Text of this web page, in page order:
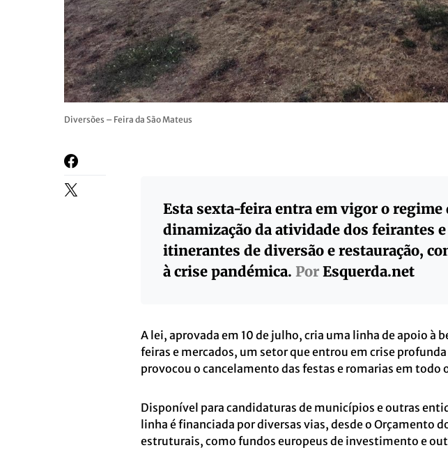
Diversões – Feira da São Mateus
Esta sexta-feira entra em vigor o regime
dinamização da atividade dos feirantes
itinerantes de diversão e restauração,
à crise pandémica. Por Esquerda.net
A lei, aprovada em 10 de julho, cria uma linha de apoio à
feiras e mercados, um setor que entrou em crise
provocou o cancelamento das festas e romarias em todo
Disponível para candidaturas de municípios e outras
linha é financiada por diversas vias, desde o Orçamento
estruturais, como fundos europeus de investimento e